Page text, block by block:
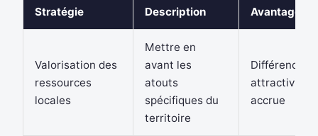
Stratégie Description Avantages
Valorisation des
ressources
locales
Mettre en
avant les
atouts
spécifiques du
territoire
attractivité
accrue